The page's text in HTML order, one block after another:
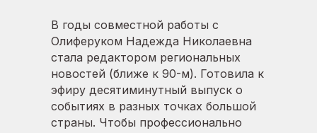
В годы совместной работы с
Олиферуком Надежда Николаевна
стала редактором региональных
новостей (ближе к 90-м). Готовила к
эфиру десятиминутный выпуск о
событиях в разных точках большой
страны. Чтобы профессионально